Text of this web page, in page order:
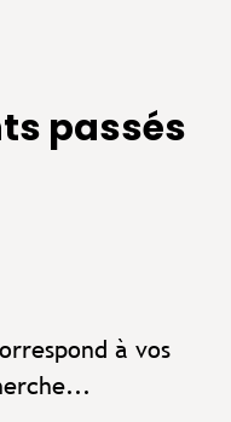
passés
à vos